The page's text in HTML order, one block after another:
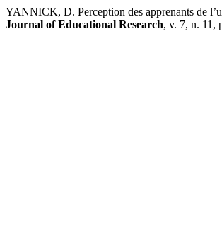
YANNICK, D. Perception des apprenants de
Journal of Educational Research, v. 7, n. 11,